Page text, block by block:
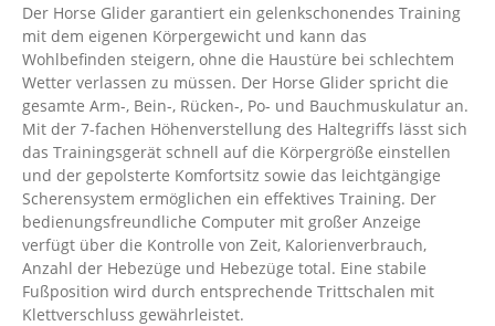
Der Horse Glider garantiert ein gelenkschonendes Training
mit dem eigenen Körpergewicht und kann das
Wohlbefinden steigern, ohne die Haustüre bei schlechtem
Wetter verlassen zu müssen. Der Horse Glider spricht die
gesamte Arm-, Bein-, Rücken-, Po- und Bauchmuskulatur an.
Mit der 7-fachen Höhenverstellung des Haltegriffs lässt sich
das Trainingsgerät schnell auf die Körpergröße einstellen
und der gepolsterte Komfortsitz sowie das leichtgängige
Scherensystem ermöglichen ein effektives Training. Der
bedienungsfreundliche Computer mit großer Anzeige
verfügt über die Kontrolle von Zeit, Kalorienverbrauch,
Anzahl der Hebezüge und Hebezüge total. Eine stabile
Fußposition wird durch entsprechende Trittschalen mit
Klettverschluss gewährleistet.